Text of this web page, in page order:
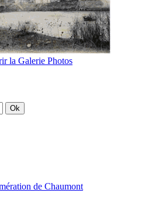
la Galerie Photos
de Chaumont